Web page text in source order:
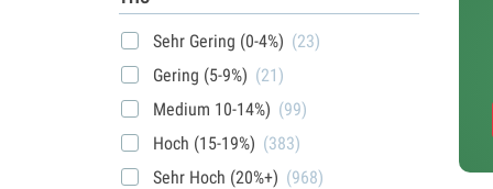
Sehr Gering (0-4%) (23)
Gering (5-9%) (21)
Medium 10-14%) (99)
Hoch (15-19%) (383)
Sehr Hoch (20%+) (968)